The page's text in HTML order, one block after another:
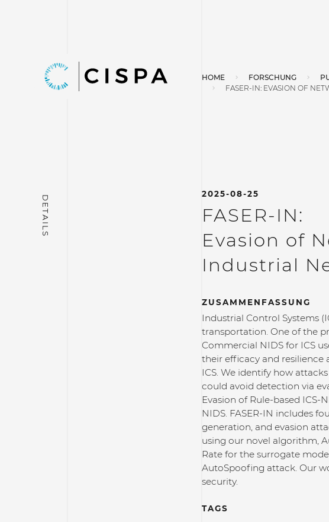
HOME FORSCHUNG
FASER-IN: EVASION OF
2025-08-25
FASER-IN:
Evasion of
Industrial
ZUSAMMENFASSUNG
Industrial Control Systems
transportation. One of the
Commercial NIDS for ICS
their efficacy and resilience
ICS. We identify how
could avoid detection via
Evasion of Rule-based ICS-
NIDS. FASER-IN includes
generation, and evasion
using our novel algorithm,
Rate for the surrogate
AutoSpoofing attack. Our
security.
TAGS